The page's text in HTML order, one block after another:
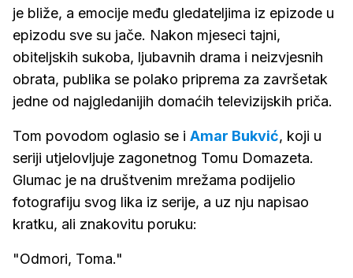
je bliže, a emocije među gledateljima iz epizode u
epizodu sve su jače. Nakon mjeseci tajni,
obiteljskih sukoba, ljubavnih drama i neizvjesnih
obrata, publika se polako priprema za završetak
jedne od najgledanijih domaćih televizijskih priča.
Tom povodom oglasio se i Amar Bukvić, koji u
seriji utjelovljuje zagonetnog Tomu Domazeta.
Glumac je na društvenim mrežama podijelio
fotografiju svog lika iz serije, a uz nju napisao
kratku, ali znakovitu poruku:
"Odmori, Toma."